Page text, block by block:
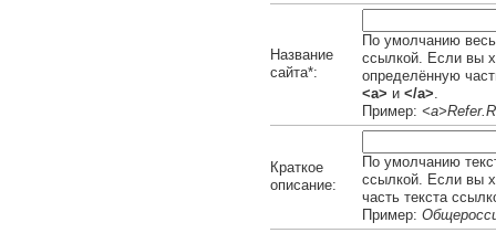
Название
сайта*:
По умолчанию
ссылкой. Если вы
определённую
<a> и </a>.
Пример:
Краткое
описание:
По умолчанию
ссылкой. Если вы
часть текста
Пример: